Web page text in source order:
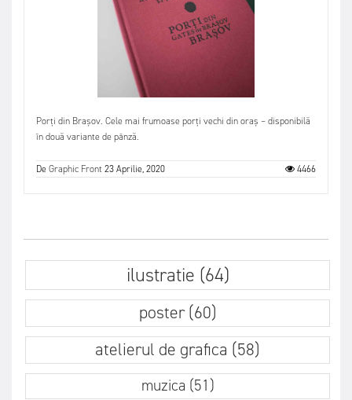
Porți din Brașov. Cele mai frumoase porți vechi din oraș – disponibilă
în două variante de pânză.
DeGraphic Front23 Aprilie, 2020 4466
ilustratie (64)
poster (60)
atelierul de grafica (58)
muzica (51)